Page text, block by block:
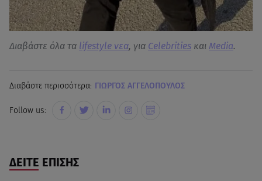
Διαβάστε όλα τα lifestyle νεα, για Celebrities και Media.
Διαβάστε περισσότερα: ΓΙΩΡΓΟΣ ΑΓΓΕΛΟΠΟΥΛΟΣ
Follow us:
ΔΕΙΤΕ ΕΠΙΣΗΣ